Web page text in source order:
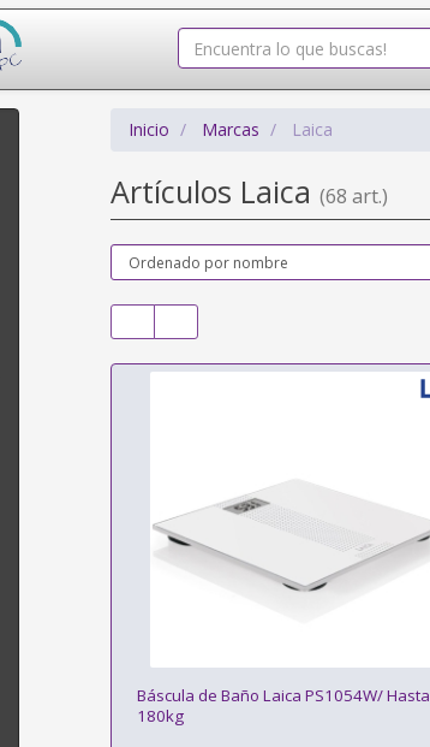
Inicio Marcas Laica
Artículos Laica (68 art.)
Báscula de Baño Laica PS1054W/ Hasta
180kg